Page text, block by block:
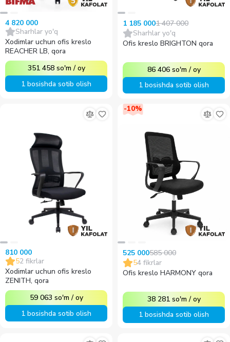
4 820 000
Sharhlar yo'q
Xodimlar uchun ofis kreslo
REACHER LB, qora
351 458 so'm /oy
1 bosishda sotib olish
1 185 0001 407 000
Sharhlar yo'q
Ofis kreslo BRIGHTON qora
86 406 so'm /oy
1 bosishda sotib olish
810 000
52 fikrlar
Xodimlar uchun ofis kreslo
ZENITH, qora
59 063 so'm /oy
1 bosishda sotib olish
-10%
525 000585 000
54 fikrlar
Ofis kreslo HARMONY qora
38 281 so'm /oy
1 bosishda sotib olish